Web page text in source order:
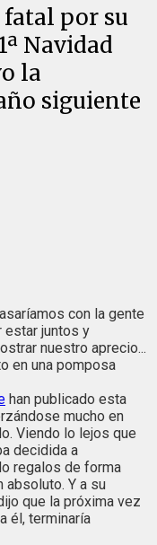
fatal por su
Navidad
la
siguiente
con la gente
estar juntos y
nuestro aprecio...
en una pomposa
han publicado esta
mucho en
Viendo lo lejos que
decidida a
regalos de forma
absoluto. Y a su
que la próxima vez
él, terminaría